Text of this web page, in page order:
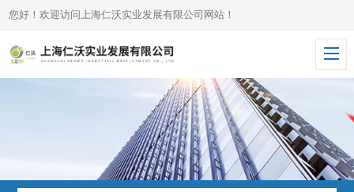
您好！欢迎访问上海仁沃实业发展有限公司网站！